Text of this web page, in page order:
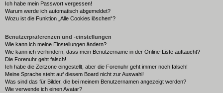
Ich habe mein Passwort vergessen!
Warum werde ich automatisch abgemeldet?
Wozu ist die Funktion „Alle Cookies löschen“?
Benutzerpräferenzen und -einstellungen
Wie kann ich meine Einstellungen ändern?
Wie kann ich verhindern, dass mein Benutzername in der Online-Liste auftaucht?
Die Forenuhr geht falsch!
Ich habe die Zeitzone eingestellt, aber die Forenuhr geht immer noch falsch!
Meine Sprache steht auf diesem Board nicht zur Auswahl!
Was sind das für Bilder, die bei meinem Benutzernamen angezeigt werden?
Wie verwende ich einen Avatar?